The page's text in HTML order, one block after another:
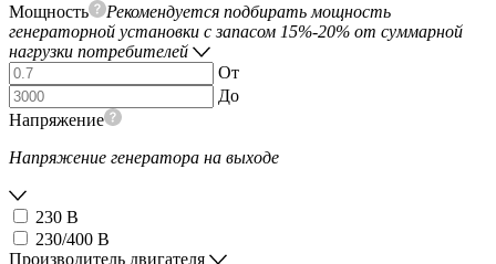
Мощность
Рекомендуется подбирать мощность
генераторной установки с запасом 15%-20% от суммарной
нагрузки потребителей
От
До
Напряжение
Напряжение генератора на выходе
230 В
230/400 В
Производитель двигателя